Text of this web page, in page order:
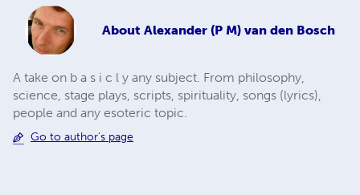
About Alexander (P M) van den Bosch
A take on b a s i c l y any subject. From philosophy,
science, stage plays, scripts, spirituality, songs (lyrics),
people and any esoteric topic.
Go to author's page